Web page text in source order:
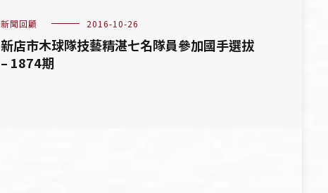
新聞回顧 2016-10-26
新店市木球隊技藝精湛七名隊員參加國手選拔
– 1874期